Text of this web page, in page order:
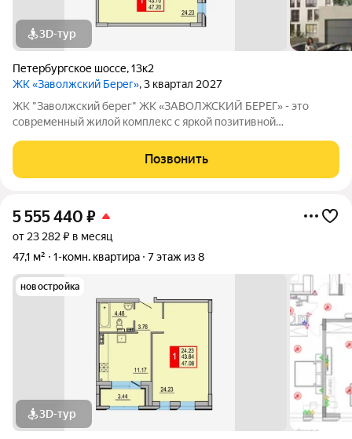
3D-тур
Петербургское шоссе,13к2
ЖК «Заволжский Берег», 3 квартал 2027
ЖК "Заволжский берег" ЖК «ЗАВОЛЖСКИЙ БЕРЕГ» - это
современный жилой комплекс с яркой позитивной
состоящий из пятнадцати 8-этажных секций, которые
образуют три полузамкнутых двора с раскрытием
Позвонить
5 555 440 ₽
от 23 282 ₽ в месяц
47,1 м²
1-комн. квартира 7 этаж из 8
новостройка
3D-тур